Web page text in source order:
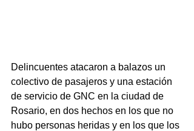
Delincuentes atacaron a balazos un
colectivo de pasajeros y una estación
de servicio de GNC en la ciudad de
Rosario, en dos hechos en los que no
hubo personas heridas y en los que los